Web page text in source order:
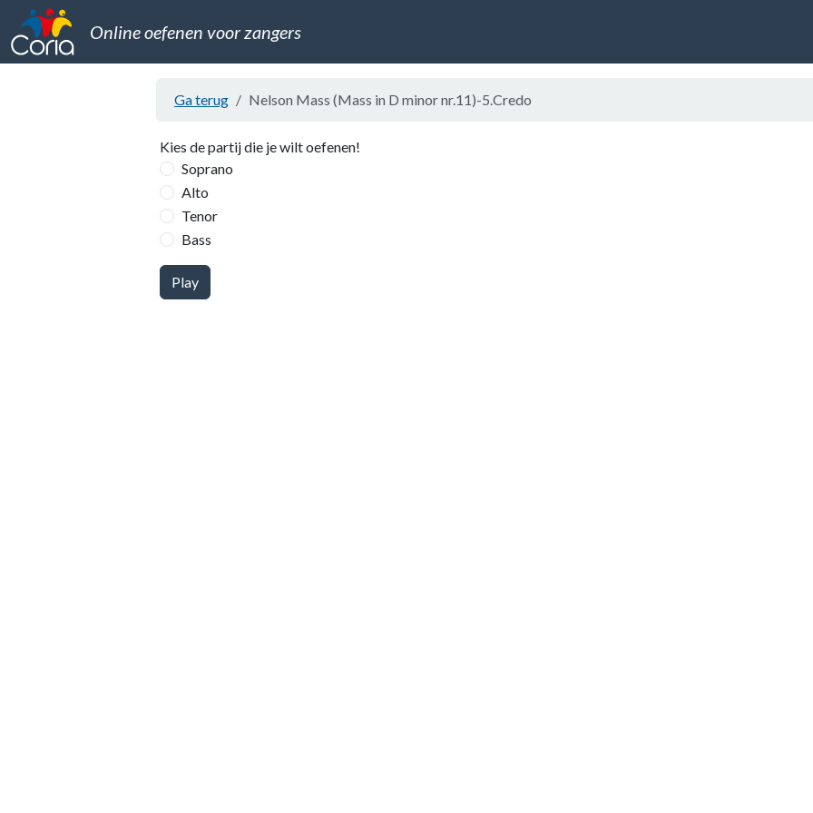
Online oefenen voor zangers
Ga terug Nelson Mass (Mass in D minor nr.11)-5.Credo
Kies de partij die je wilt oefenen!
Soprano
Alto
Tenor
Bass
Play